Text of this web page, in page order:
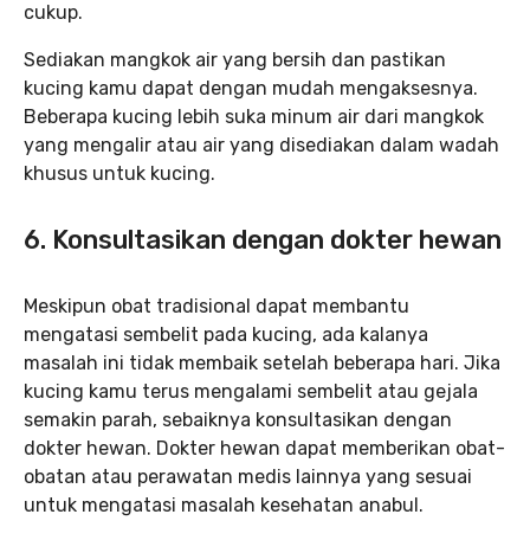
cukup.
Sediakan mangkok air yang bersih dan pastikan
kucing kamu dapat dengan mudah mengaksesnya.
Beberapa kucing lebih suka minum air dari mangkok
yang mengalir atau air yang disediakan dalam wadah
khusus untuk kucing.
6. Konsultasikan dengan dokter hewan
Meskipun obat tradisional dapat membantu
mengatasi sembelit pada kucing, ada kalanya
masalah ini tidak membaik setelah beberapa hari. Jika
kucing kamu terus mengalami sembelit atau gejala
semakin parah, sebaiknya konsultasikan dengan
dokter hewan. Dokter hewan dapat memberikan obat-
obatan atau perawatan medis lainnya yang sesuai
untuk mengatasi masalah kesehatan anabul.